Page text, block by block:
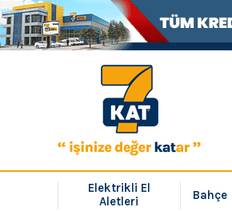
Elektrikli El
Aletleri
Bahçe